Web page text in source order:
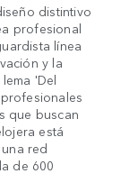
distintivo
profesional
línea
y la
'Del
que buscan
está
red
de 600